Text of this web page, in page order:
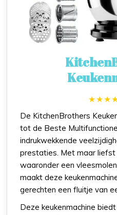
De KitchenBrothers
tot de Beste
indrukwekkende
prestaties. Met maar liefst
waaronder een
maakt deze
gerechten een fluitje van
Deze keukenmachine